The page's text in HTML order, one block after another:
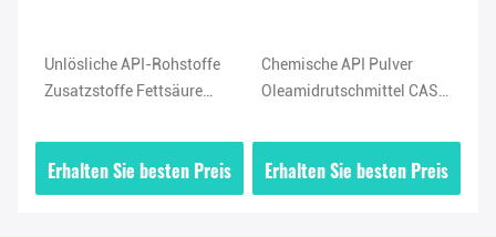
Unlösliche API-Rohstoffe
Zusatzstoffe Fettsäure
Oleamidpulver
Erhalten Sie besten Preis
Chemische API Pulver
Oleamidrutschmittel CAS
Erhalten Sie besten Preis